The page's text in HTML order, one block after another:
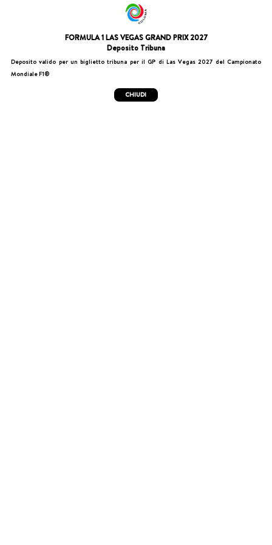
FORMULA 1 LAS VEGAS GRAND PRIX 2027
Deposito Tribuna
Deposito valido per un biglietto tribuna per il GP di Las Vegas 2027 del Campionato
Mondiale F1®
CHIUDI